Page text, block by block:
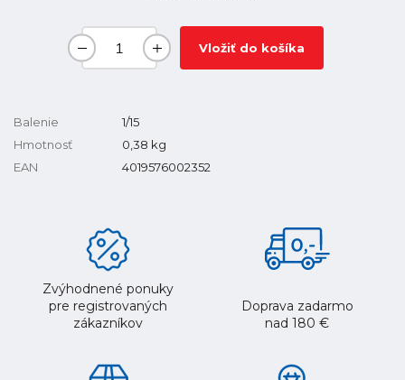
Vložiť do košíka
Balenie
1/15
Hmotnosť
0,38 kg
EAN
4019576002352
Zvýhodnené ponuky
pre registrovaných
zákazníkov
Doprava zadarmo
nad 180 €